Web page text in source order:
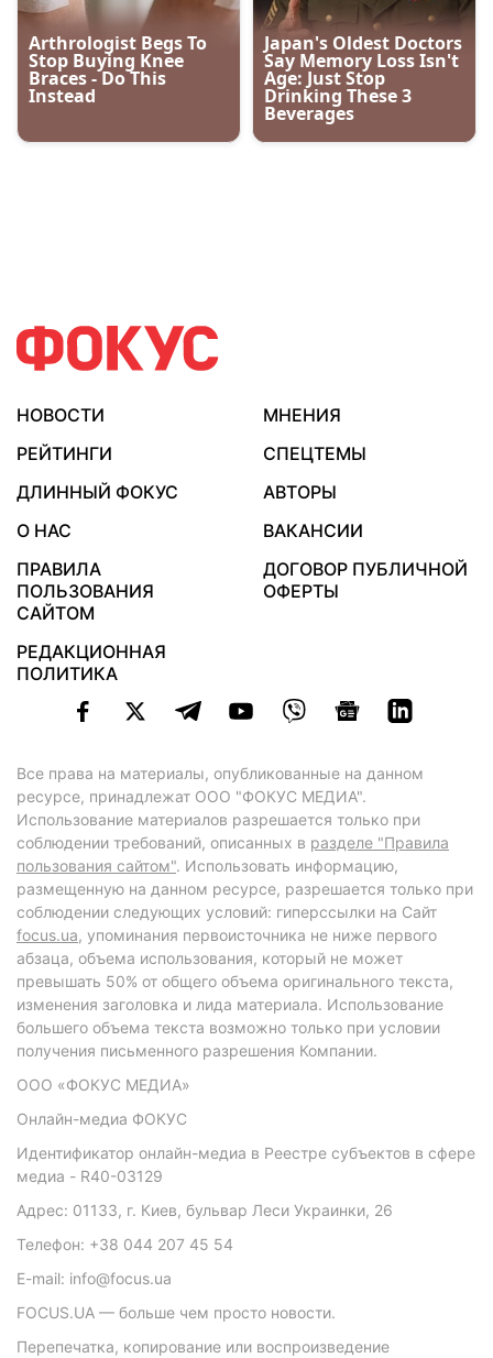
НОВОСТИ
МНЕНИЯ
РЕЙТИНГИ
СПЕЦТЕМЫ
ДЛИННЫЙ ФОКУС
АВТОРЫ
О НАС
ВАКАНСИИ
ПРАВИЛА
ПОЛЬЗОВАНИЯ
САЙТОМ
ДОГОВОР ПУБЛИЧНОЙ
ОФЕРТЫ
РЕДАКЦИОННАЯ
ПОЛИТИКА
Все права на материалы, опубликованные на данном
ресурсе, принадлежат ООО "ФОКУС МЕДИА".
Использование материалов разрешается только при
соблюдении требований, описанных в разделе "Правила
пользования сайтом". Использовать информацию,
размещенную на данном ресурсе, разрешается только при
соблюдении следующих условий: гиперссылки на Сайт
focus.ua, упоминания первоисточника не ниже первого
абзаца, объема использования, который не может
превышать 50% от общего объема оригинального текста,
изменения заголовка и лида материала. Использование
большего объема текста возможно только при условии
получения письменного разрешения Компании.
ООО «ФОКУС МЕДИА»
Онлайн-медиа ФОКУС
Идентификатор онлайн-медиа в Реестре субъектов в сфере
медиа - R40-03129
Адрес: 01133, г. Киев, бульвар Леси Украинки, 26
Телефон: +38 044 207 45 54
E-mail: info@focus.ua
FOCUS.UA — больше чем просто новости.
Перепечатка, копирование или воспроизведение